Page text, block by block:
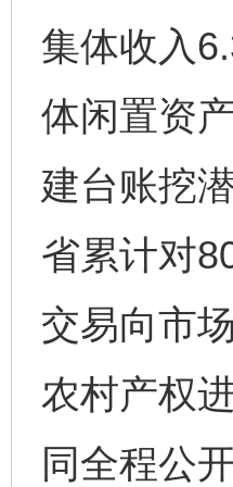
集体收入
体闲置资
建台账挖
省累计对
交易向市
农村产权
同全程公